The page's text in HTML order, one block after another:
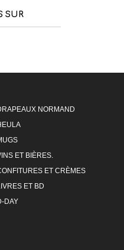
SUR
NORMAND
ET BIÈRES.
ET CRÈMES
ET BD
DAY